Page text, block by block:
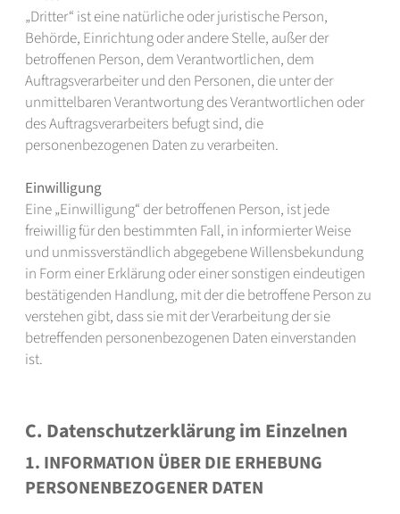
„Dritter“ ist eine natürliche oder juristische Person,
Behörde, Einrichtung oder andere Stelle, außer der
betroffenen Person, dem Verantwortlichen, dem
Auftragsverarbeiter und den Personen, die unter der
unmittelbaren Verantwortung des Verantwortlichen oder
des Auftragsverarbeiters befugt sind, die
personenbezogenen Daten zu verarbeiten.
Einwilligung
Eine „Einwilligung“ der betroffenen Person, ist jede
freiwillig für den bestimmten Fall, in informierter Weise
und unmissverständlich abgegebene Willensbekundung
in Form einer Erklärung oder einer sonstigen eindeutigen
bestätigenden Handlung, mit der die betroffene Person zu
verstehen gibt, dass sie mit der Verarbeitung der sie
betreffenden personenbezogenen Daten einverstanden
ist.
C. Datenschutzerklärung im Einzelnen
1. INFORMATION ÜBER DIE ERHEBUNG
PERSONENBEZOGENER DATEN